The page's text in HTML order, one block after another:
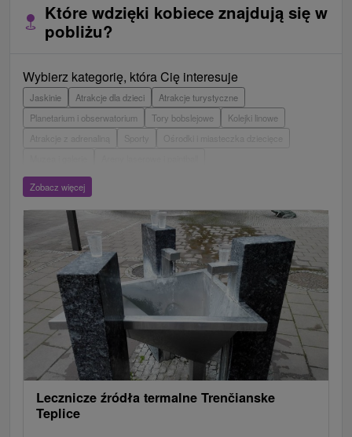
Które wdzięki kobiece znajdują się w
pobliżu?
Wybierz kategorię, która Cię interesuje
Jaskinie Atrakcje dla dzieci
Atrakcje turystyczne
Planetarium i obserwatorium
Tory bobslejowe
Kolejki linowe
Atrakcje z adrenaliną
Wieże obserwacyjne i chodniki
Escaperoom
Ogrody botaniczne
Parki miejskie i zamkowe
Loty widokowe i rejsy wycieczkowe
Tarcze
Jeziora, jeziora, zbiorniki wodne
Zabytki techniki
Pomniki
Wodospady
Kościoły drewniane Teatry
Jazda konna
Túry a turistické chodníky
Zamki Chaty górskie
Miejsca sakralne
Rafting, rafting, rafting
Obiekty architektoniczne
Ośrodek narciarski
Pola golfowe
Tory gokartowe
Amfiteatry i kina w przyrodzie
Szlaki winne
Cyklotrasy
Zobacz więcej
Lecznicze źródła termalne Trenčianske
Teplice